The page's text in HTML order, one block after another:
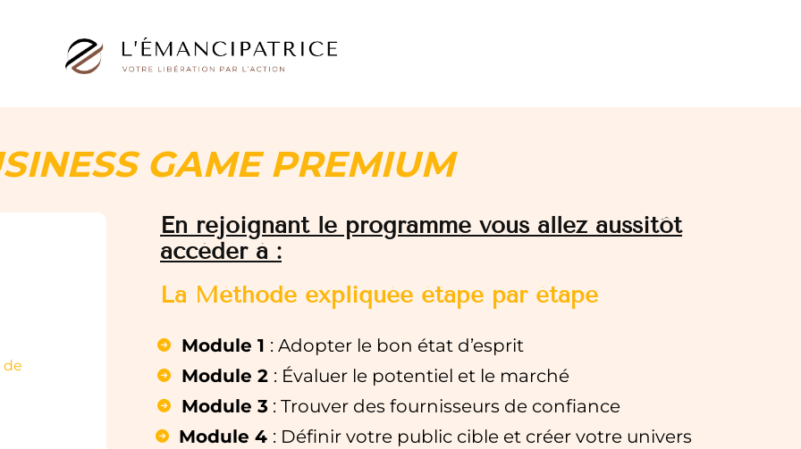
GAME PREMIUM
de
En rejoignant le programme vous allez aussitôt
accéder à :
La Méthode expliquée étape par étape
Module 1 : Adopter le bon état d’esprit
Module 2 : Évaluer le potentiel et le marché
Module 3 : Trouver des fournisseurs de confiance
Module 4 : Définir votre public cible et créer votre univers